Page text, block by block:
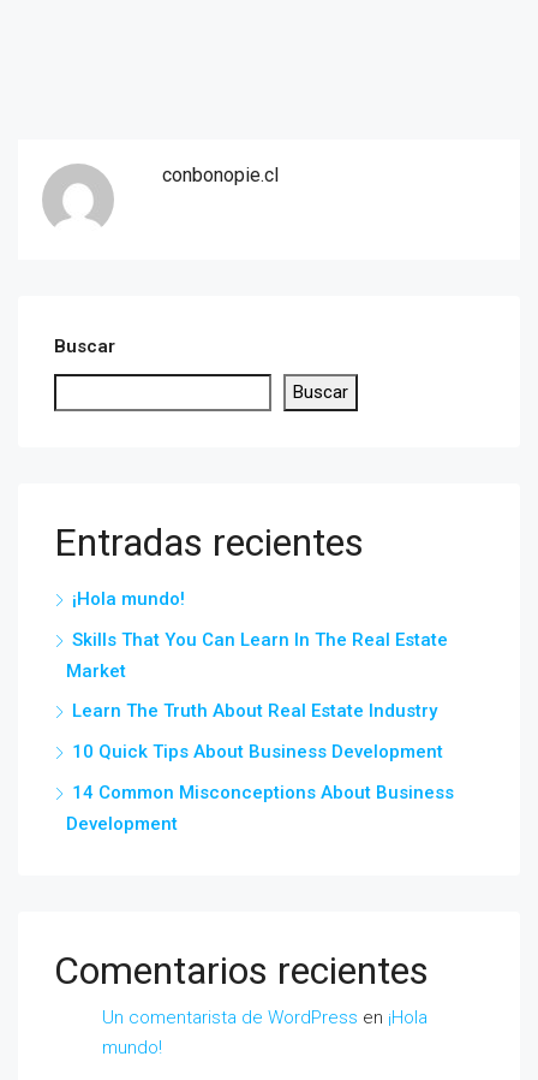
conbonopie.cl
Buscar
Buscar
Entradas recientes
¡Hola mundo!
Skills That You Can Learn In The Real Estate
Market
Learn The Truth About Real Estate Industry
10 Quick Tips About Business Development
14 Common Misconceptions About Business
Development
Comentarios recientes
Un comentarista de WordPress en ¡Hola
mundo!